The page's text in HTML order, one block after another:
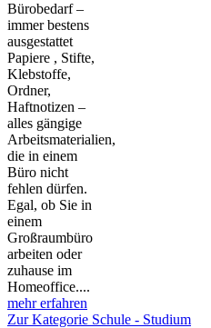
Bürobedarf –
immer bestens
ausgestattet
Papiere , Stifte,
Klebstoffe,
Ordner,
Haftnotizen –
alles gängige
Arbeitsmaterialien,
die in einem
Büro nicht
fehlen dürfen.
Egal, ob Sie in
einem
Großraumbüro
arbeiten oder
zuhause im
Homeoffice....
mehr erfahren
Zur Kategorie Schule - Studium